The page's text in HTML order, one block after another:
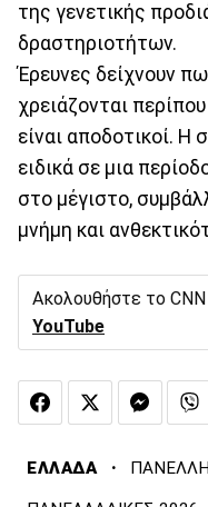
της γενετικής
δραστηριοτήτων.
Έρευνες δείχνουν
χρειάζονται
είναι αποδοτικοί.
ειδικά σε μια
στο μέγιστο,
μνήμη και
Ακολουθήστε το
YouTube
ΕΛΛΑΔΑ ·